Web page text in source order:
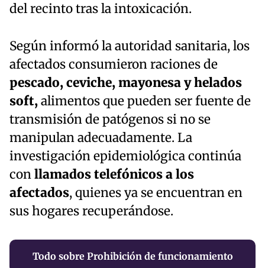
del recinto tras la intoxicación.
Según informó la autoridad sanitaria, los
afectados consumieron raciones de
pescado, ceviche, mayonesa y helados
soft,alimentos que pueden ser fuente de
transmisión de patógenos si no se
manipulan adecuadamente. La
investigación epidemiológica continúa
conllamados telefónicos a los
afectados, quienes ya se encuentran en
sus hogares recuperándose.
Todo sobre Prohibición de funcionamiento